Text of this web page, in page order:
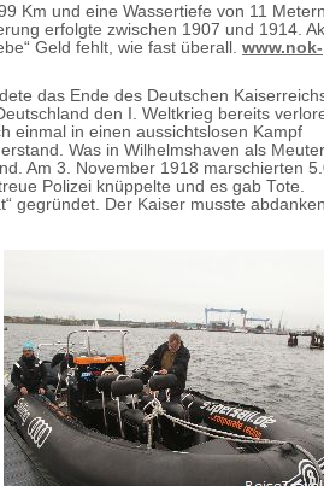
Km und eine Wassertiefe von 11 Metern.
erfolgte zwischen 1907 und 1914.
Geld fehlt, wie fast überall. www.nok-
das Ende des Deutschen
den I. Weltkrieg bereits
einmal in einen aussichtslosen Kampf
Was in Wilhelmshaven als
Am 3. November 1918 marschierten
Polizei knüppelte und es gab Tote.
gegründet. Der Kaiser musste